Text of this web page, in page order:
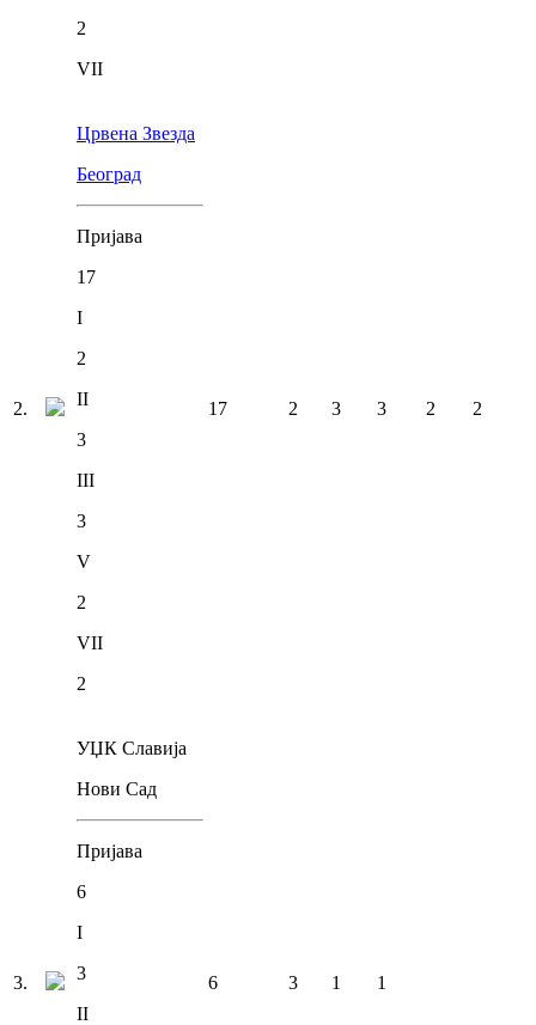
2
VII
2.
Црвена Звезда
Београд
Пријава
17
I
2
II
3
III
3
V
2
VII
2
17 2 3 3 2 2
3.
УЏК Славија
Нови Сад
Пријава
6
I
3
II
6 3 1 1